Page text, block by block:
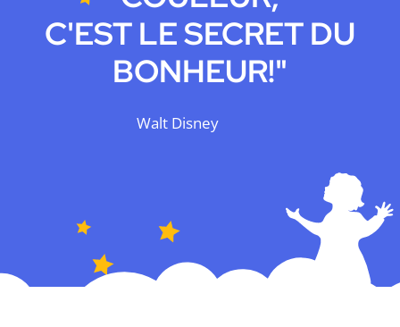
C'EST LE SECRET DU
BONHEUR!"
Walt Disney